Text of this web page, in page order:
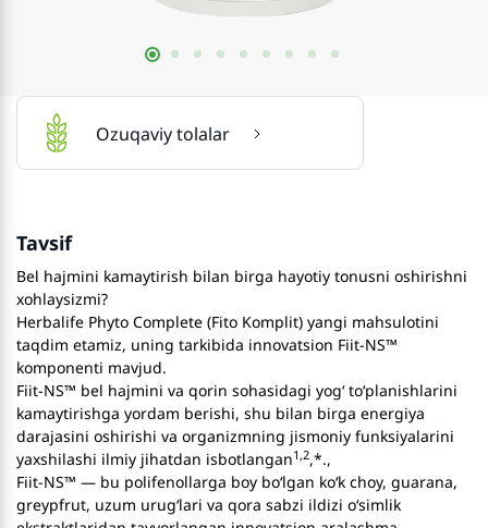
Ozuqaviy tolalar
Tavsif
Bel hajmini kamaytirish bilan birga hayotiy tonusni oshirishni
xohlaysizmi?
Herbalife Phyto Complete (Fito Komplit) yangi mahsulotini
taqdim etamiz, uning tarkibida innovatsion Fiit-NS™
komponenti mavjud.
Fiit-NS™ bel hajmini va qorin sohasidagi yog‘ to‘planishlarini
kamaytirishga yordam berishi, shu bilan birga energiya
darajasini oshirishi va organizmning jismoniy funksiyalarini
yaxshilashi ilmiy jihatdan isbotlangan1,2,*.,
Fiit-NS™ — bu polifenollarga boy bo‘lgan ko‘k choy, guarana,
greypfrut, uzum urug‘lari va qora sabzi ildizi o‘simlik